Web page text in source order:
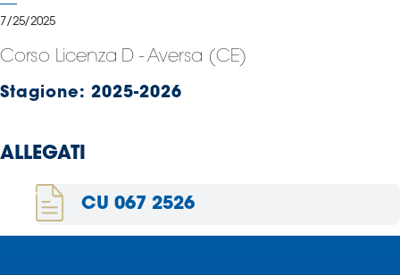
Serie
Femminile
del
Shop
partner
delle
nazionali
7/25/2025
Corso Licenza D - Aversa (CE)
Stagione: 2025-2026
ALLEGATI
CU 067 2526